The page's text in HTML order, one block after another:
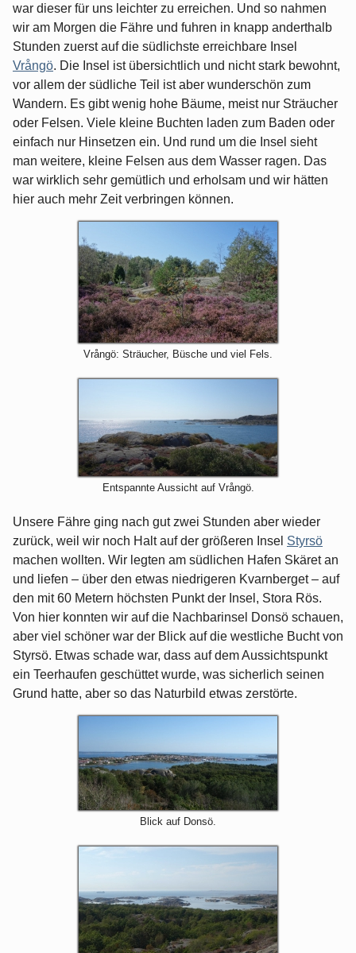
war dieser für uns leichter zu erreichen. Und so nahmen
wir am Morgen die Fähre und fuhren in knapp anderthalb
Stunden zuerst auf die südlichste erreichbare Insel
Vrångö. Die Insel ist übersichtlich und nicht stark bewohnt,
vor allem der südliche Teil ist aber wunderschön zum
Wandern. Es gibt wenig hohe Bäume, meist nur Sträucher
oder Felsen. Viele kleine Buchten laden zum Baden oder
einfach nur Hinsetzen ein. Und rund um die Insel sieht
man weitere, kleine Felsen aus dem Wasser ragen. Das
war wirklich sehr gemütlich und erholsam und wir hätten
hier auch mehr Zeit verbringen können.
Vrångö: Sträucher, Büsche und viel Fels.
Entspannte Aussicht auf Vrångö.
Unsere Fähre ging nach gut zwei Stunden aber wieder
zurück, weil wir noch Halt auf der größeren Insel Styrsö
machen wollten. Wir legten am südlichen Hafen Skäret an
und liefen – über den etwas niedrigeren Kvarnberget – auf
den mit 60 Metern höchsten Punkt der Insel, Stora Rös.
Von hier konnten wir auf die Nachbarinsel Donsö schauen,
aber viel schöner war der Blick auf die westliche Bucht von
Styrsö. Etwas schade war, dass auf dem Aussichtspunkt
ein Teerhaufen geschüttet wurde, was sicherlich seinen
Grund hatte, aber so das Naturbild etwas zerstörte.
Blick auf Donsö.